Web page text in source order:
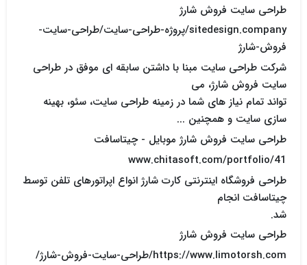
طراحی سایت فروش شارژ
sitedesign.company/پروژه-طراحی-سایت/طراحی-سایت-
فروش-شارژ
شرکت طراحی سایت مبنا با داشتن سابقه ای موفق در طراحی
سایت فروش شارژ، می
تواند تمام نیاز های شما در زمینه طراحی سایت، سئو، بهینه
سازی سایت و همچنین ...
طراحی سایت فروش شارژ موبایل - چیتاسافت
www.chitasoft.com/portfolio/41
طراحی فروشگاه اینترنتی کارت شارژ انواع اپراتورهای تلفن توسط
چیتاسافت انجام
شد.
طراحی سایت فروش شارژ
https://www.limotorsh.com/طراحی-سایت-فروش-شارژ/